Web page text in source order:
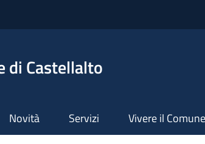
di Castellalto
Novità Servizi Vivere il Comune